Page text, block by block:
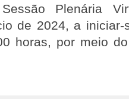
Plenária
de 2024, a
horas, por meio